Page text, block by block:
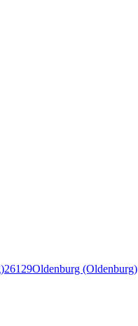
26129Oldenburg (Oldenburg)